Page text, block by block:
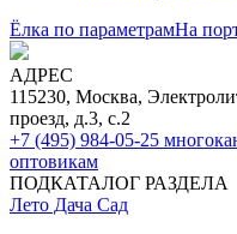
Ёлка по параметрамНа
АДРЕС
115230, Москва,
проезд, д.3, с.2
+7 (495) 984-05-25
оптовикам
ПОДКАТАЛОГ РАЗДЕЛА
Лето Дача Сад